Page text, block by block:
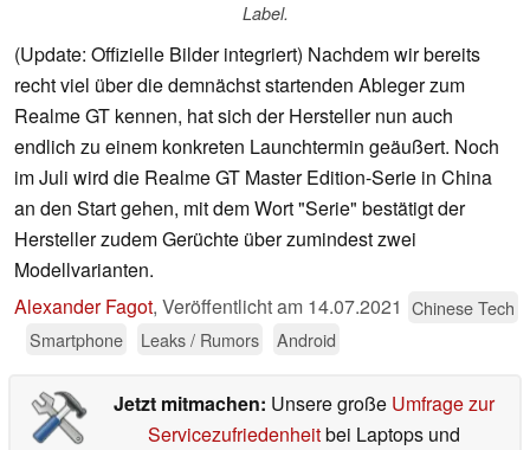
Label.
(Update: Offizielle Bilder integriert) Nachdem wir bereits
recht viel über die demnächst startenden Ableger zum
Realme GT kennen, hat sich der Hersteller nun auch
endlich zu einem konkreten Launchtermin geäußert. Noch
im Juli wird die Realme GT Master Edition-Serie in China
an den Start gehen, mit dem Wort "Serie" bestätigt der
Hersteller zudem Gerüchte über zumindest zwei
Modellvarianten.
Alexander Fagot, Veröffentlicht am 14.07.2021 Chinese Tech
Smartphone
Leaks / Rumors Android
Jetzt mitmachen: Unsere große Umfrage zur
Servicezufriedenheitbei Laptops und